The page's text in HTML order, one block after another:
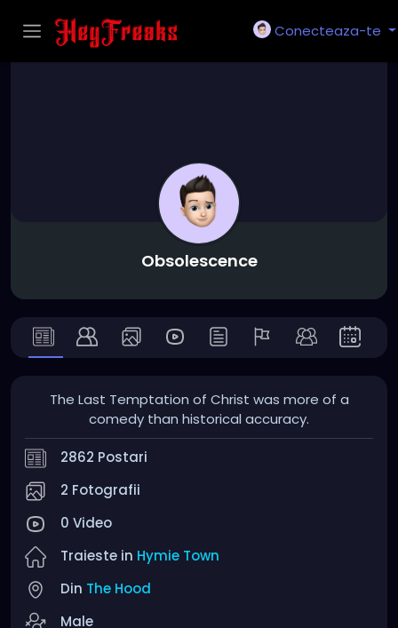
Conecteaza-te
Obsolescence
The Last Temptation of Christ was more of a
comedy than historical accuracy.
2862 Postari
2 Fotografii
0 Video
Traieste in Hymie Town
Din The Hood
Male